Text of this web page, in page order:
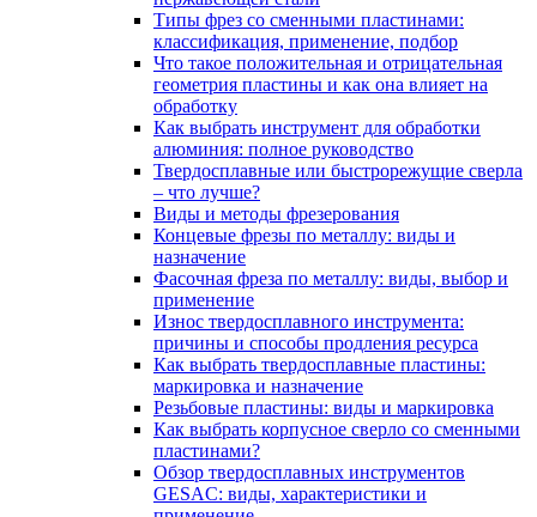
Типы фрез со сменными пластинами:
классификация, применение, подбор
Что такое положительная и отрицательная
геометрия пластины и как она влияет на
обработку
Как выбрать инструмент для обработки
алюминия: полное руководство
Твердосплавные или быстрорежущие сверла
– что лучше?
Виды и методы фрезерования
Концевые фрезы по металлу: виды и
назначение
Фасочная фреза по металлу: виды, выбор и
применение
Износ твердосплавного инструмента:
причины и способы продления ресурса
Как выбрать твердосплавные пластины:
маркировка и назначение
Резьбовые пластины: виды и маркировка
Как выбрать корпусное сверло со сменными
пластинами?
Обзор твердосплавных инструментов
GESAC: виды, характеристики и